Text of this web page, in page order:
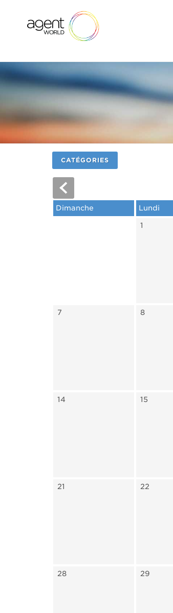
CATÉGORIES
Dimanche Lundi
1
7 8
14 15
21 22
28 29